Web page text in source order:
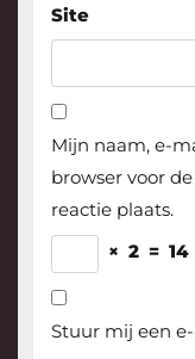
Site
Mijn naam, e-
browser voor
reactie plaats.
× 2 = 14
Stuur mij een